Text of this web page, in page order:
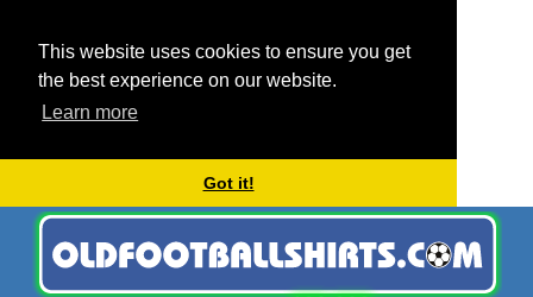
This website uses cookies to ensure you get
the best experience on our website.
Learn more
Got it!